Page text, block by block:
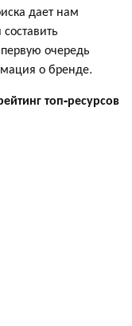
дает нам
очередь
о бренде.
топ-ресурсов